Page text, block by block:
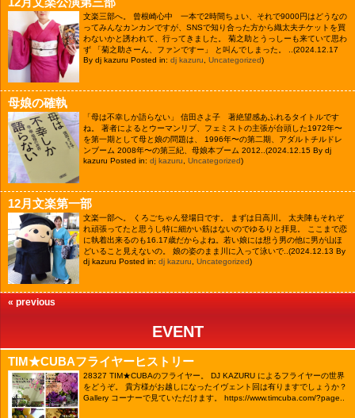
EVENT
TIM★CUBAフライヤーヒストリー
28327 TIM★CUBAのフライヤー。 DJ KAZURU によるフライヤーの世界
をどうぞ。 貴方様がお越しになったイヴェント回は有りますでしょうか？
Gallery コーナーで見ていただけます。 https://www.timcuba.com/?page..
文楽三部へ。 曾根崎心中 一本で2時間ちょい、それで9000円はどうなの
ってみんなカンカンですが、SNSで知り合った方から織太夫チケットを買
わないかと誘われて、行ってきました。 菊之助とうっしーも来ていて思わ
ず 「菊之助さーん、ファンですー」 と叫んでしまった。 ..(2024.12.17
By dj kazuru Posted in: dj kazuru, Uncategorized)
母娘の確執
「母は不幸しか語らない」 信田さよ子 著絶望感あふれるタイトルです
ね。 著者によるとウーマンリブ、フェミストの主張が台頭した1972年〜
を第一期として母と娘の問題は、 1996年〜の第二期、アダルトチルドレ
ンブーム 2008年〜の第三紀、母娘本ブーム 2012..(2024.12.15 By dj
kazuru Posted in: dj kazuru, Uncategorized)
12月文楽第一部
文楽一部へ。 くろごちゃん登場日です。 まずは日高川。 太夫陣もそれぞ
れ頑張ってたと思うし特に細かい筋はないのでゆるりと拝見。 ここまで恋
に執着出来るのも16.17歳だからよね。若い娘には想う男の他に男が山ほ
どいること見えないの。 娘の姿のまま川に入って泳いで..(2024.12.13 By
dj kazuru Posted in: dj kazuru, Uncategorized)
« previous